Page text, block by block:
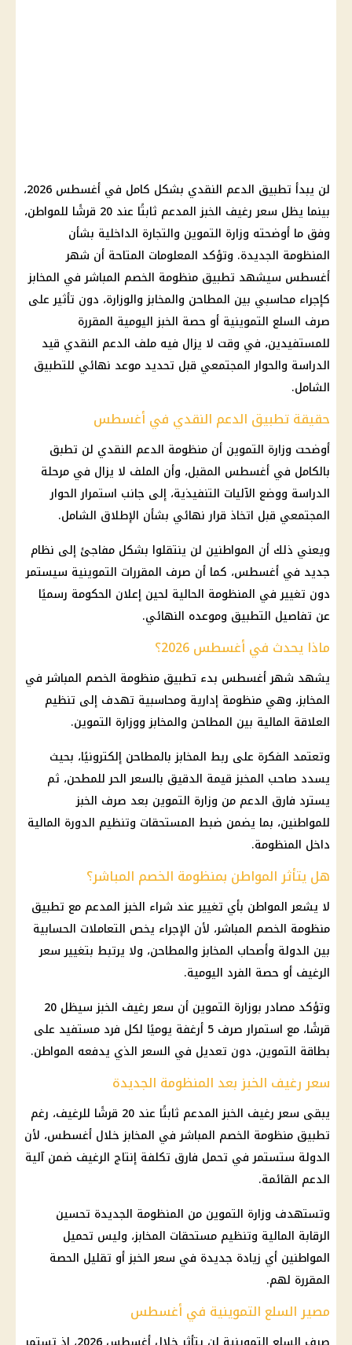
لن يبدأ تطبيق الدعم النقدي بشكل كامل في أغسطس 2026،
بينما يظل سعر رغيف الخبز المدعم ثابتًا عند 20 قرشًا للمواطن،
وفق ما أوضحته وزارة التموين والتجارة الداخلية بشأن
المنظومة الجديدة. وتؤكد المعلومات المتاحة أن شهر
أغسطس سيشهد تطبيق منظومة الخصم المباشر في المخابز
كإجراء محاسبي بين المطاحن والمخابز والوزارة، دون تأثير على
صرف السلع التموينية أو حصة الخبز اليومية المقررة
للمستفيدين، في وقت لا يزال فيه ملف الدعم النقدي قيد
الدراسة والحوار المجتمعي قبل تحديد موعد نهائي للتطبيق
الشامل.
حقيقة تطبيق الدعم النقدي في أغسطس
أوضحت وزارة التموين أن منظومة الدعم النقدي لن تطبق
بالكامل في أغسطس المقبل، وأن الملف لا يزال في مرحلة
الدراسة ووضع الآليات التنفيذية، إلى جانب استمرار الحوار
المجتمعي قبل اتخاذ قرار نهائي بشأن الإطلاق الشامل.
ويعني ذلك أن المواطنين لن ينتقلوا بشكل مفاجئ إلى نظام
جديد في أغسطس، كما أن صرف المقررات التموينية سيستمر
دون تغيير في المنظومة الحالية لحين إعلان الحكومة رسميًا
عن تفاصيل التطبيق وموعده النهائي.
ماذا يحدث في أغسطس 2026؟
يشهد شهر أغسطس بدء تطبيق منظومة الخصم المباشر في
المخابز، وهي منظومة إدارية ومحاسبية تهدف إلى تنظيم
العلاقة المالية بين المطاحن والمخابز ووزارة التموين.
وتعتمد الفكرة على ربط المخابز بالمطاحن إلكترونيًا، بحيث
يسدد صاحب المخبز قيمة الدقيق بالسعر الحر للمطحن، ثم
يسترد فارق الدعم من وزارة التموين بعد صرف الخبز
للمواطنين، بما يضمن ضبط المستحقات وتنظيم الدورة المالية
داخل المنظومة.
هل يتأثر المواطن بمنظومة الخصم المباشر؟
لا يشعر المواطن بأي تغيير عند شراء الخبز المدعم مع تطبيق
منظومة الخصم المباشر، لأن الإجراء يخص التعاملات الحسابية
بين الدولة وأصحاب المخابز والمطاحن، ولا يرتبط بتغيير سعر
الرغيف أو حصة الفرد اليومية.
وتؤكد مصادر بوزارة التموين أن سعر رغيف الخبز سيظل 20
قرشًا، مع استمرار صرف 5 أرغفة يوميًا لكل فرد مستفيد على
بطاقة التموين، دون تعديل في السعر الذي يدفعه المواطن.
سعر رغيف الخبز بعد المنظومة الجديدة
يبقى سعر رغيف الخبز المدعم ثابتًا عند 20 قرشًا للرغيف، رغم
تطبيق منظومة الخصم المباشر في المخابز خلال أغسطس، لأن
الدولة ستستمر في تحمل فارق تكلفة إنتاج الرغيف ضمن آلية
الدعم القائمة.
وتستهدف وزارة التموين من المنظومة الجديدة تحسين
الرقابة المالية وتنظيم مستحقات المخابز، وليس تحميل
المواطنين أي زيادة جديدة في سعر الخبز أو تقليل الحصة
المقررة لهم.
مصير السلع التموينية في أغسطس